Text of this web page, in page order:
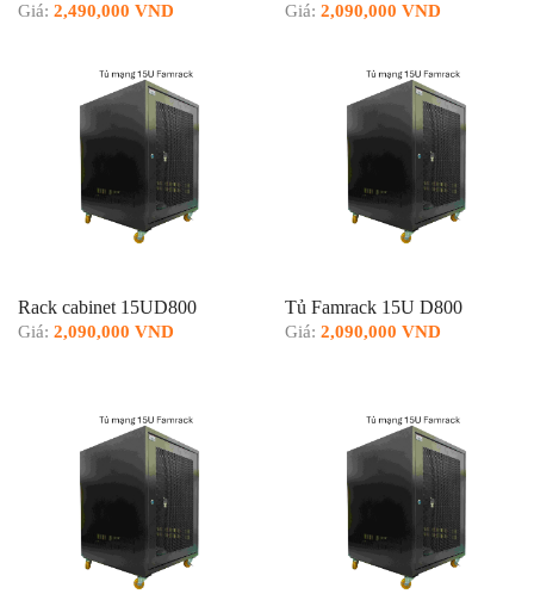
Giá: 2,490,000 VND Giá: 2,090,000 VND
Rack cabinet 15UD800
Giá: 2,090,000 VND
Tủ Famrack 15U D800
Giá: 2,090,000 VND